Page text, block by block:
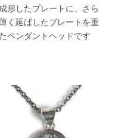
形したプレートに、さら
く延ばしたプレートを重
ペンダントヘッドです